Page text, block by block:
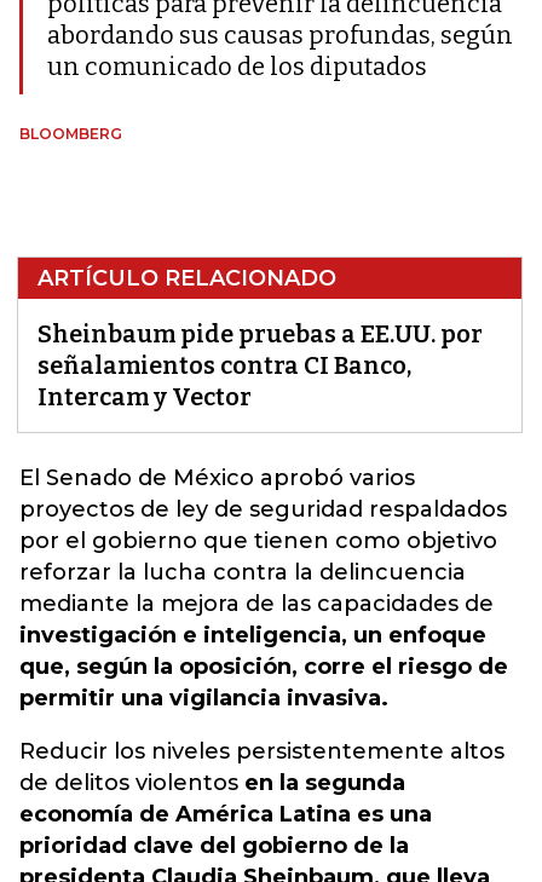
abordando sus causas profundas, según
un comunicado de los diputados
BLOOMBERG
ARTÍCULO RELACIONADO
Sheinbaum pide pruebas a EE.UU. por
señalamientos contra CI Banco,
Intercam y Vector
El Senado de México aprobó varios
proyectos de ley de seguridad respaldados
por el gobierno que tienen como objetivo
reforzar la lucha contra la delincuencia
mediante la mejora de las capacidades de
investigación e inteligencia, un enfoque
que, según la oposición, corre el riesgo de
permitir una vigilancia invasiva.
Reducir los niveles persistentemente altos
de delitos violentos en la segunda
economía de América Latina es una
prioridad clave del gobierno de la